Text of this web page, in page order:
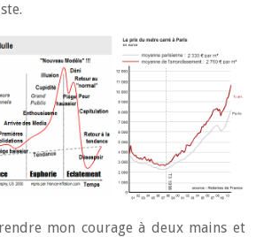
mon courage à deux mains et